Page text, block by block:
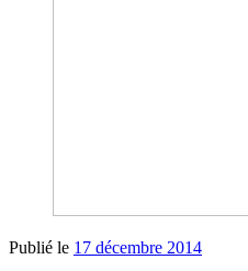
Publié le 17 décembre 2014